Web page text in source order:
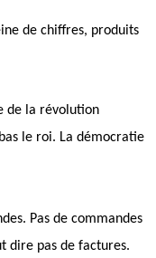
de chiffres, produits
de la révolution
le roi. La démocratie
Pas de commandes
dire pas de factures.